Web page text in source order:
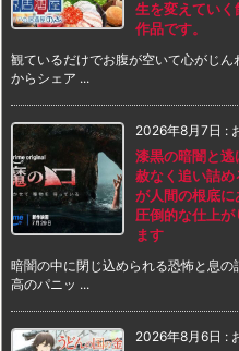
生を変えてい
作品です。
観ているだけでお腹が空いて心がじ
からシェア ...
2026年8月7日 :
漆黒の暗闇と
赦なく追い詰
が人間の根底
圧倒的な仕上
ます
暗闇の中に閉じ込められる恐怖と息
高のパニッ ...
2026年8月6日 :